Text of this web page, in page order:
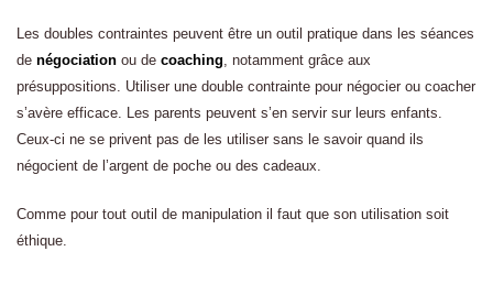
Les doubles contraintes peuvent être un outil pratique dans les séances
de négociation ou de coaching, notamment grâce aux
présuppositions. Utiliser une double contrainte pour négocier ou coacher
s’avère efficace. Les parents peuvent s’en servir sur leurs enfants.
Ceux-ci ne se privent pas de les utiliser sans le savoir quand ils
négocient de l’argent de poche ou des cadeaux.
Comme pour tout outil de manipulation il faut que son utilisation soit
éthique.